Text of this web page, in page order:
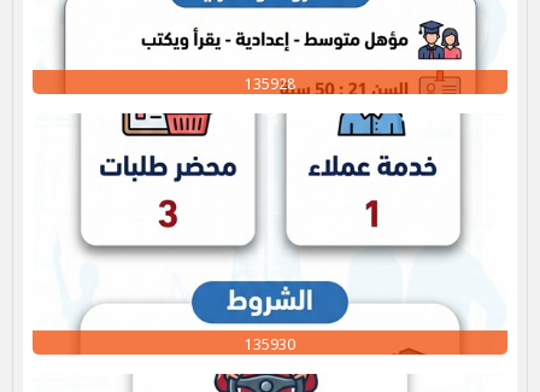
135928
135930